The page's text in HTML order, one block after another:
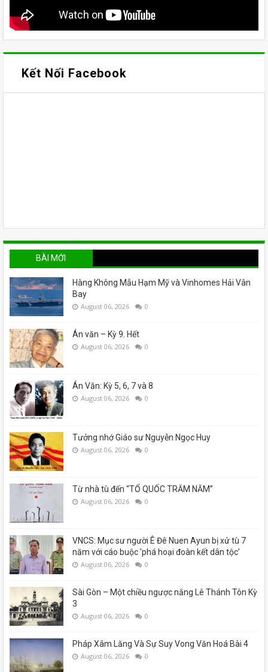
Kết Nối Facebook
BÀI MỚI
Hàng Không Mẫu Hạm Mỹ và Vinhomes Hải Vân
Bay
August 06, 2026 0
Án văn – Kỳ 9. Hết
August 06, 2026 0
Án Văn: Kỳ 5, 6, 7 và 8
August 06, 2026 0
Tưởng nhớ Giáo sư Nguyễn Ngọc Huy
August 06, 2026 0
Từ nhà tù đến “TỔ QUỐC TRĂM NĂM”
August 06, 2026 0
VNCS: Mục sư người Ê Đê Nuen Ayun bị xử tù 7
năm với cáo buộc 'phá hoại đoàn kết dân tộc'
August 06, 2026 0
Sài Gòn – Một chiều ngược nắng Lê Thánh Tôn Kỳ
3
August 06, 2026 0
Pháp Xâm Lăng Và Sự Suy Vong Văn Hoá Bài 4
August 06, 2026 0